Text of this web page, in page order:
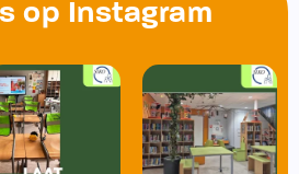
op Instagram